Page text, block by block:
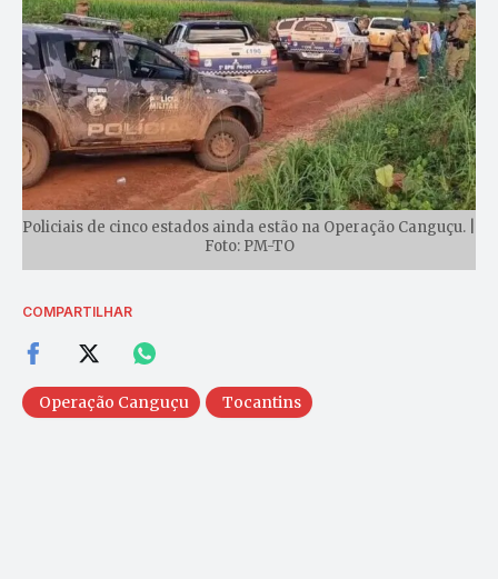
Policiais de cinco estados ainda estão na Operação Canguçu. |
Foto: PM-TO
COMPARTILHAR
Operação Canguçu Tocantins